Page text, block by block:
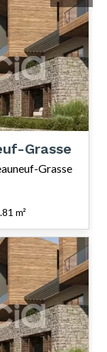
Grasse
Grasse
m²